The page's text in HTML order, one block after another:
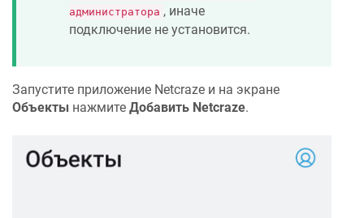
администратора , иначе
подключение не установится.
Запустите приложение Netcraze и на экране
Объекты нажмите Добавить Netcraze.